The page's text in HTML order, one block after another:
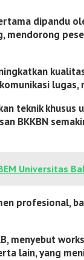
dipandu
lugas,
teknik
BKKBN
Universitas
profesional,
menyebut
lain, yang